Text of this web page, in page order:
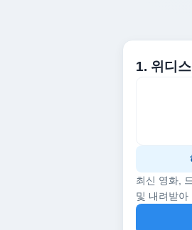
1. 위디
최신 영화,
및 내려받아